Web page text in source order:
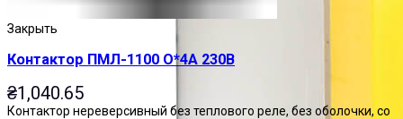
Закрыть
Контактор ПМЛ-1100 О*4А 230В
₴1,040.65
Контактор нереверсивный без теплового реле, без оболочки, со